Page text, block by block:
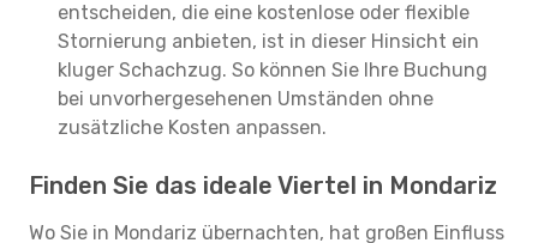
entscheiden, die eine kostenlose oder flexible
Stornierung anbieten, ist in dieser Hinsicht ein
kluger Schachzug. So können Sie Ihre Buchung
bei unvorhergesehenen Umständen ohne
zusätzliche Kosten anpassen.
Finden Sie das ideale Viertel in Mondariz
Wo Sie in Mondariz übernachten, hat großen Einfluss